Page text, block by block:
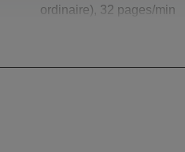
ordinaire), 32 pages/min